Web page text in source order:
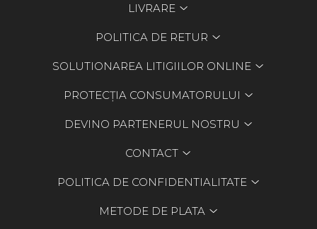
LIVRARE
POLITICA DE RETUR
SOLUTIONAREA LITIGIILOR ONLINE
PROTECȚIA CONSUMATORULUI
DEVINO PARTENERUL NOSTRU
CONTACT
POLITICA DE CONFIDENTIALITATE
METODE DE PLATA